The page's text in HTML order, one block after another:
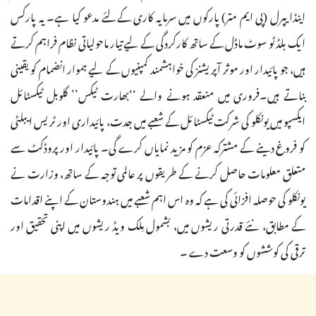
اینڈایپرل (پی ایم متر) پارکوں میں سرمایہ کاری کےلئے مدعو کیا ہے۔ یہ پارکس
ایک بلڈ ٹو سوٹ ماڈل کے ساتھ کارکردگی کے لیے تیار ماحولیاتی نظام فراہم کرتے
ہیں، جو پائیدار اور موثر آپریشنز کی خواہشمند کمپنیوں کے لیے ہموار انضمام کو یقینی
بناتے ہیں۔فروری میں منعقد ہونے والے ‘‘بھارت ٹیکس’’ گلوبل ٹیکسٹائل
ایکسپو میں یونکلو کی شرکت ٹیکسٹائل کے شعبے میں جدت، پائیداری اور ٹریس ایبلٹی
کو فروغ دینے کے مشترکہ عزم کو مزید نمایاں کرے گی۔ پائیدار اور پروڈکٹ سے
متعلق معلومات حاصل کرنے کے طریقوں پر عالمی توجہ کے ساتھ، وزارت نے
یونکلو کی حوصلہ افزائی کی ہے کہ وہ اس اہم شعبے میں ہندوستان کے اپنے اقدامات
کے مطابق، نئے قدرتی ریشوں میں، بشمول مِلک ویڈ ریشوں میں اپنی تحقیق اور
ترقی کی کوششوں کو وسعت دے ۔